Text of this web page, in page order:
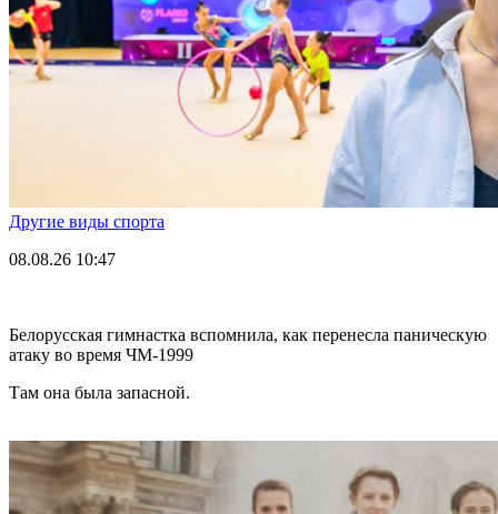
Другие виды спорта
08.08.26 10:47
Белорусская гимнастка вспомнила, как перенесла паническую
атаку во время ЧМ-1999
Там она была запасной.